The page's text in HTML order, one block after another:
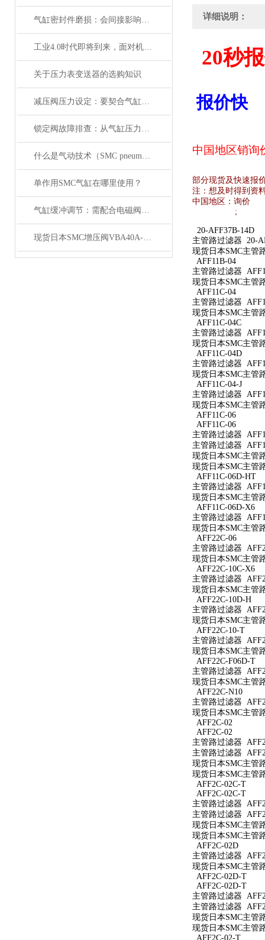
气缸密封件磨损：会间接影响电磁阀与锁定阀的性能吗
工业4.0时代即将到来，面对机遇与挑战，日本SMC该如何应对？
关于压力表变送器的选购知识
减压阀压力设定：要契合气缸负载与电磁阀的工作范围
锁定阀故障排查：从气缸压力变化与电磁阀信号入手
什么是气动技术（SMC pneumatics）
单作用SMC气缸在哪里使用？
气缸缓冲调节：需配合电磁阀的响应速度来调整
现货日本SMC增压阀VBA40A-04GN
详细说明：
20秒
报价快
中国地区销询
部分现货及快速报
注：想及时得到资
中国地区： 询价
;
20-AFF37B-14D
主管路过滤器 20-
现货日本SMC主管
AFF11B-04
主管路过滤器
现货日本SMC主管
AFF11C-04
主管路过滤器
现货日本SMC主管
AFF11C-04C
主管路过滤器
现货日本SMC主管
AFF11C-04D
主管路过滤器
现货日本SMC主管
AFF11C-04-J
主管路过滤器
现货日本SMC主管
AFF11C-06
AFF11C-06
主管路过滤器
主管路过滤器
现货日本SMC主管
现货日本SMC主管
AFF11C-06D-HT
主管路过滤器
现货日本SMC主管
AFF11C-06D-X6
主管路过滤器
现货日本SMC主管
AFF22C-06
主管路过滤器
现货日本SMC主管
AFF22C-10C-X6
主管路过滤器
现货日本SMC主管
AFF22C-10D-H
主管路过滤器
现货日本SMC主管
AFF22C-10-T
主管路过滤器
现货日本SMC主管
AFF22C-F06D-T
主管路过滤器
现货日本SMC主管
AFF22C-N10
主管路过滤器
现货日本SMC主管
AFF2C-02
AFF2C-02
主管路过滤器
主管路过滤器
现货日本SMC主管
现货日本SMC主管
AFF2C-02C-T
AFF2C-02C-T
主管路过滤器
主管路过滤器
现货日本SMC主管
现货日本SMC主管
AFF2C-02D
主管路过滤器
现货日本SMC主管
AFF2C-02D-T
AFF2C-02D-T
主管路过滤器
主管路过滤器
现货日本SMC主管
现货日本SMC主管
AFF2C-02-T